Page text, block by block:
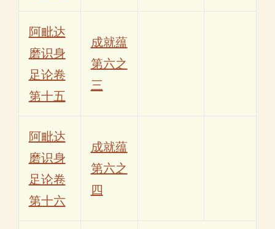
阿毗达
磨识身
足论卷
第十五
成就蕴
第六之
三
阿毗达
磨识身
足论卷
第十六
成就蕴
第六之
四